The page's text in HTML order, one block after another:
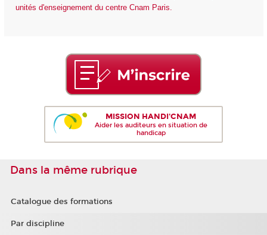
unités d'enseignement du centre Cnam Paris.
MISSION HANDI'CNAM
Aider les auditeurs en situation de
handicap
Dans la même rubrique
Catalogue des formations
Par discipline